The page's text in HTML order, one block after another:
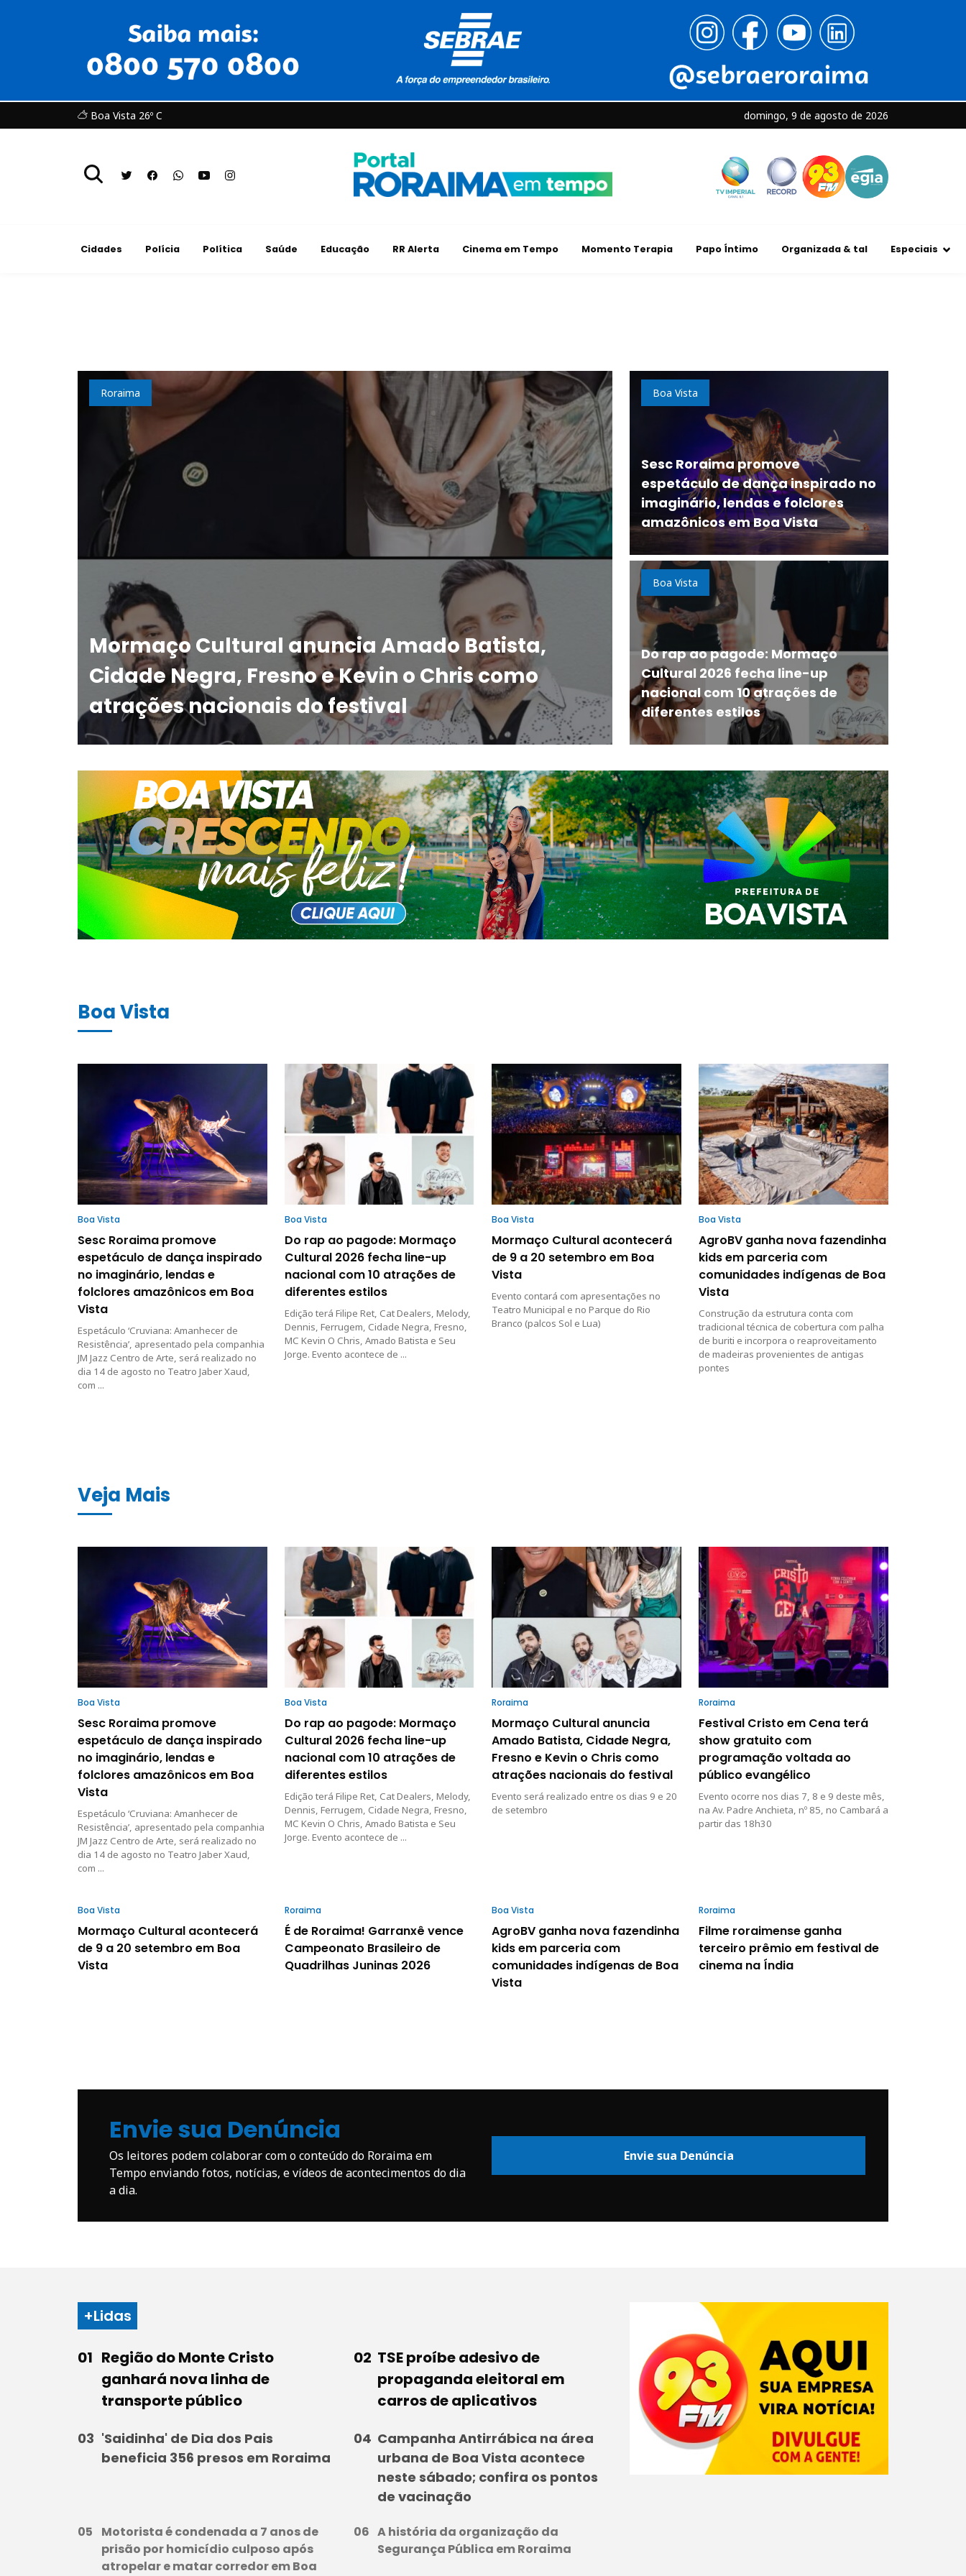
Boa Vista 26º C domingo, 9 de agosto de 2026
Cidades Polícia Política Saúde Educação RR Alerta Cinema em Tempo Momento Terapia Papo Íntimo Organizada & tal Especiais
Roraima
Mormaço Cultural anuncia Amado Batista,
Cidade Negra, Fresno e Kevin o Chris como
atrações nacionais do festival
Boa Vista
Sesc Roraima promove
espetáculo de dança inspirado no
imaginário, lendas e folclores
amazônicos em Boa Vista
Boa Vista
Do rap ao pagode: Mormaço
Cultural 2026 fecha line-up
nacional com 10 atrações de
diferentes estilos
Boa Vista
Boa Vista
Sesc Roraima promove
espetáculo de dança inspirado
no imaginário, lendas e
folclores amazônicos em Boa
Vista
Espetáculo ‘Cruviana: Amanhecer de
Resistência’, apresentado pela companhia
JM Jazz Centro de Arte, será realizado no
dia 14 de agosto no Teatro Jaber Xaud,
com ...
Boa Vista
Do rap ao pagode: Mormaço
Cultural 2026 fecha line-up
nacional com 10 atrações de
diferentes estilos
Edição terá Filipe Ret, Cat Dealers, Melody,
Dennis, Ferrugem, Cidade Negra, Fresno,
MC Kevin O Chris, Amado Batista e Seu
Jorge. Evento acontece de ...
Boa Vista
Mormaço Cultural acontecerá
de 9 a 20 setembro em Boa
Vista
Evento contará com apresentações no
Teatro Municipal e no Parque do Rio
Branco (palcos Sol e Lua)
Boa Vista
AgroBV ganha nova fazendinha
kids em parceria com
comunidades indígenas de Boa
Vista
Construção da estrutura conta com
tradicional técnica de cobertura com palha
de buriti e incorpora o reaproveitamento
de madeiras provenientes de antigas
pontes
Veja Mais
Boa Vista
Sesc Roraima promove
espetáculo de dança inspirado
no imaginário, lendas e
folclores amazônicos em Boa
Vista
Espetáculo ‘Cruviana: Amanhecer de
Resistência’, apresentado pela companhia
JM Jazz Centro de Arte, será realizado no
dia 14 de agosto no Teatro Jaber Xaud,
com ...
Boa Vista
Do rap ao pagode: Mormaço
Cultural 2026 fecha line-up
nacional com 10 atrações de
diferentes estilos
Edição terá Filipe Ret, Cat Dealers, Melody,
Dennis, Ferrugem, Cidade Negra, Fresno,
MC Kevin O Chris, Amado Batista e Seu
Jorge. Evento acontece de ...
Roraima
Mormaço Cultural anuncia
Amado Batista, Cidade Negra,
Fresno e Kevin o Chris como
atrações nacionais do festival
Evento será realizado entre os dias 9 e 20
de setembro
Roraima
Festival Cristo em Cena terá
show gratuito com
programação voltada ao
público evangélico
Evento ocorre nos dias 7, 8 e 9 deste mês,
na Av. Padre Anchieta, nº 85, no Cambará a
partir das 18h30
Boa Vista
Mormaço Cultural acontecerá
de 9 a 20 setembro em Boa
Vista
Roraima
É de Roraima! Garranxê vence
Campeonato Brasileiro de
Quadrilhas Juninas 2026
Boa Vista
AgroBV ganha nova fazendinha
kids em parceria com
comunidades indígenas de Boa
Vista
Roraima
Filme roraimense ganha
terceiro prêmio em festival de
cinema na Índia
Envie sua Denúncia
Os leitores podem colaborar com o conteúdo do Roraima em
Tempo enviando fotos, notícias, e vídeos de acontecimentos do dia
a dia.
Envie sua Denúncia
+Lidas
Região do Monte Cristo
ganhará nova linha de
transporte público
TSE proíbe adesivo de
propaganda eleitoral em
carros de aplicativos
'Saidinha' de Dia dos Pais
beneficia 356 presos em Roraima
Campanha Antirrábica na área
urbana de Boa Vista acontece
neste sábado; confira os pontos
de vacinação
Motorista é condenada a 7 anos de
prisão por homicídio culposo após
atropelar e matar corredor em Boa
A história da organização da
Segurança Pública em Roraima